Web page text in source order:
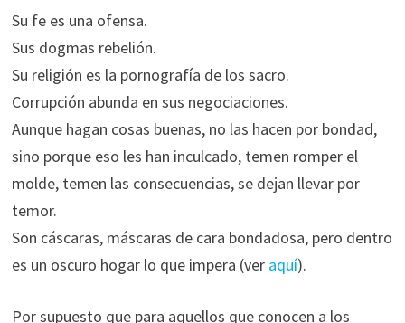
Su fe es una ofensa.
Sus dogmas rebelión.
Su religión es la pornografía de los sacro.
Corrupción abunda en sus negociaciones.
Aunque hagan cosas buenas, no las hacen por bondad,
sino porque eso les han inculcado, temen romper el
molde, temen las consecuencias, se dejan llevar por
temor.
Son cáscaras, máscaras de cara bondadosa, pero dentro
es un oscuro hogar lo que impera (ver aquí).
Por supuesto que para aquellos que conocen a los